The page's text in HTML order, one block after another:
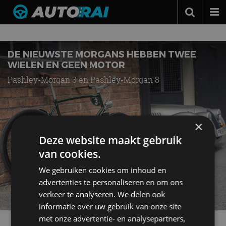
Podcast
Autotests
Automerken
Adverteren
Nieuws overPashley-Morgan 8
DE NIEUWSTE MORGANS HEBBEN TWEE
WIELEN EN GEEN MOTOR
Pashley-Morgan 3 en Pashley-Morgan 8
×
Deze website maakt gebruik
van cookies.
We gebruiken cookies om inhoud en
advertenties te personaliseren en om ons
verkeer te analyseren. We delen ook
informatie over uw gebruik van onze site
met onze advertentie- en analysepartners,